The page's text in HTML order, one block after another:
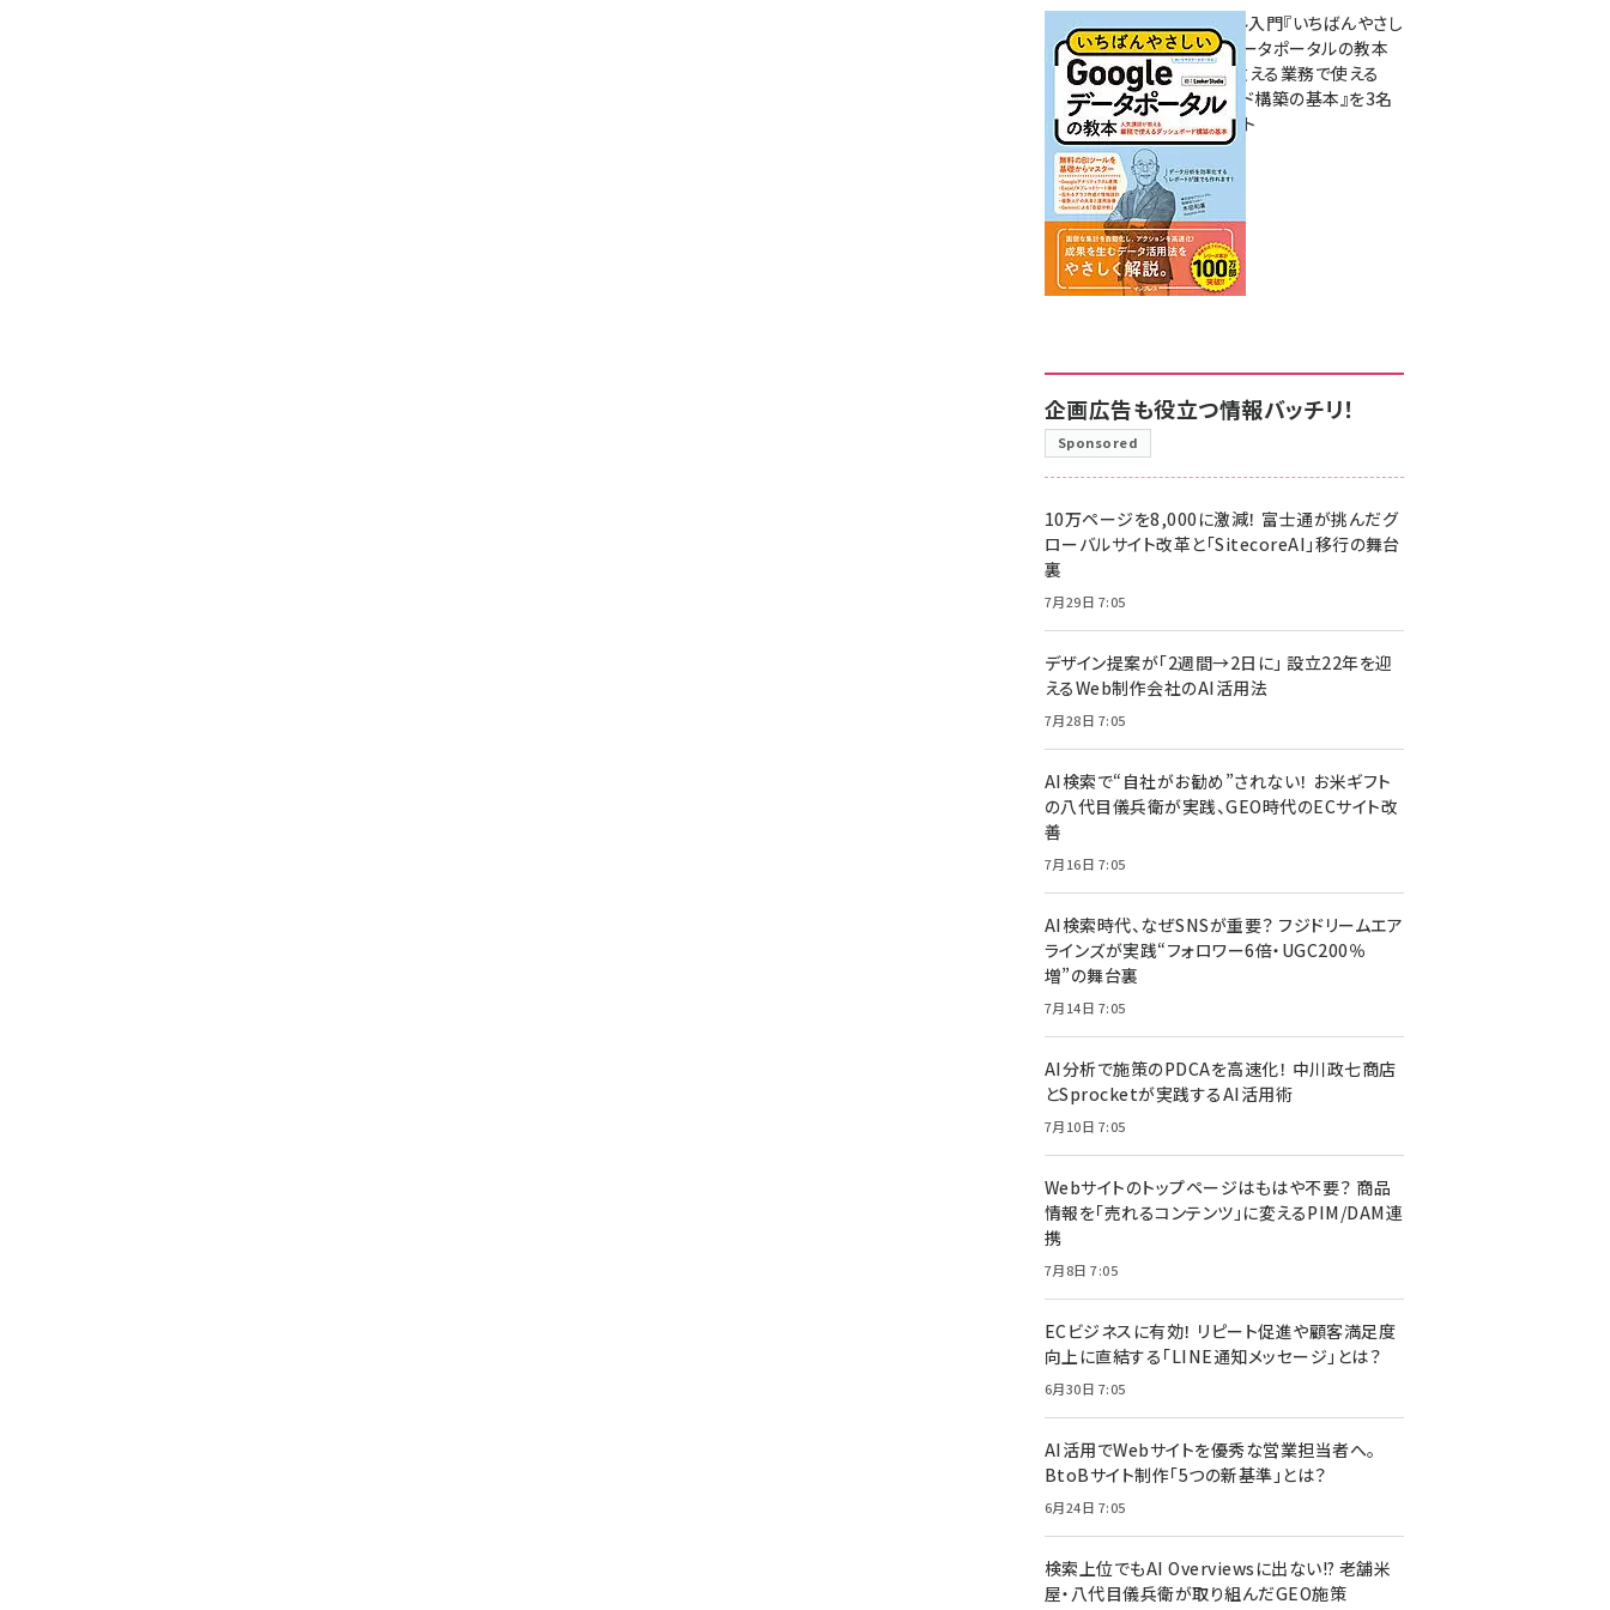
無料BIツール入門『いちばんやさし
いGoogleデータポータルの教本
人気講師が教える業務で使える
ダッシュボード構築の基本』を3名
様にプレゼント
7月31日 10:00
企画広告も役立つ情報バッチリ！
Sponsored
10万ページを8,000に激減！ 富士通が挑んだグ
ローバルサイト改革と「SitecoreAI」移行の舞台
裏
7月29日 7:05
デザイン提案が「2週間→2日に」 設立22年を迎
えるWeb制作会社のAI活用法
7月28日 7:05
AI検索で“自社がお勧め”されない！ お米ギフト
の八代目儀兵衛が実践、GEO時代のECサイト改
善
7月16日 7:05
AI検索時代、なぜSNSが重要？ フジドリームエア
ラインズが実践“フォロワー6倍・UGC200％
増”の舞台裏
7月14日 7:05
AI分析で施策のPDCAを高速化！ 中川政七商店
とSprocketが実践するAI活用術
7月10日 7:05
Webサイトのトップページはもはや不要？ 商品
情報を「売れるコンテンツ」に変えるPIM/DAM連
携
7月8日 7:05
ECビジネスに有効！ リピート促進や顧客満足度
向上に直結する「LINE通知メッセージ」とは？
6月30日 7:05
AI活用でWebサイトを優秀な営業担当者へ。
BtoBサイト制作「5つの新基準」とは？
6月24日 7:05
検索上位でもAI Overviewsに出ない!? 老舗米
屋・八代目儀兵衛が取り組んだGEO施策